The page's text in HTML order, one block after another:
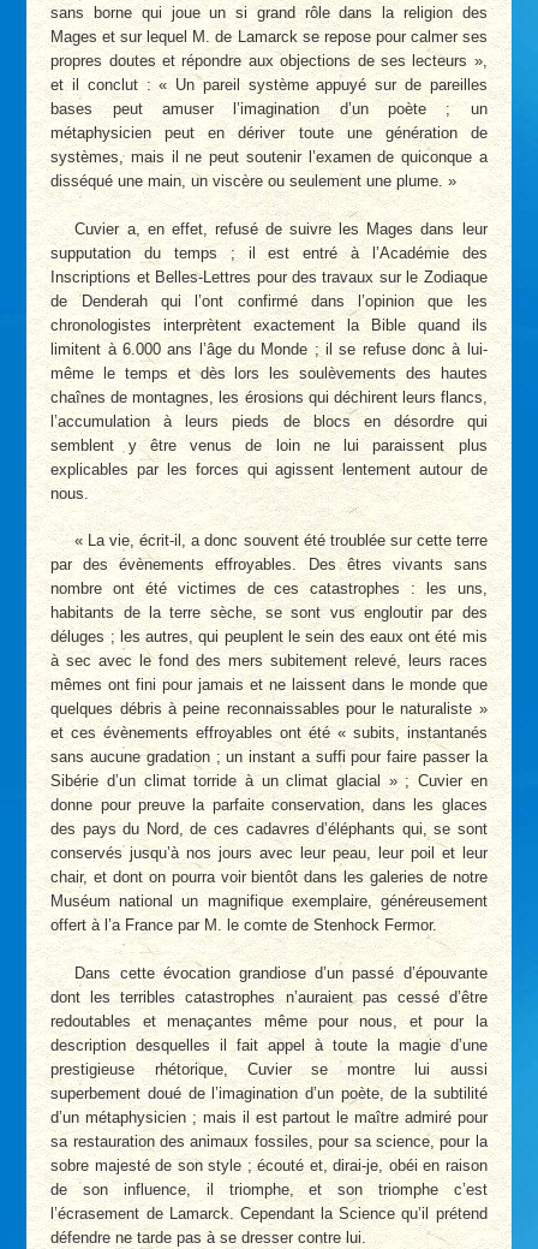
sans borne qui joue un si grand rôle dans la religion des
Mages et sur lequel M. de Lamarck se repose pour calmer ses
propres doutes et répondre aux objections de ses lecteurs »,
et il conclut : « Un pareil système appuyé sur de pareilles
bases peut amuser l’imagination d’un poète ; un
métaphysicien peut en dériver toute une génération de
systèmes, mais il ne peut soutenir l’examen de quiconque a
disséqué une main, un viscère ou seulement une plume. »
Cuvier a, en effet, refusé de suivre les Mages dans leur
supputation du temps ; il est entré à l’Académie des
Inscriptions et Belles-Lettres pour des travaux sur le Zodiaque
de Denderah qui l’ont confirmé dans l’opinion que les
chronologistes interprètent exactement la Bible quand ils
limitent à 6.000 ans l’âge du Monde ; il se refuse donc à lui-
même le temps et dès lors les soulèvements des hautes
chaînes de montagnes, les érosions qui déchirent leurs flancs,
l’accumulation à leurs pieds de blocs en désordre qui
semblent y être venus de loin ne lui paraissent plus
explicables par les forces qui agissent lentement autour de
nous.
« La vie, écrit-il, a donc souvent été troublée sur cette terre
par des évènements effroyables. Des êtres vivants sans
nombre ont été victimes de ces catastrophes : les uns,
habitants de la terre sèche, se sont vus engloutir par des
déluges ; les autres, qui peuplent le sein des eaux ont été mis
à sec avec le fond des mers subitement relevé, leurs races
mêmes ont fini pour jamais et ne laissent dans le monde que
quelques débris à peine reconnaissables pour le naturaliste »
et ces évènements effroyables ont été « subits, instantanés
sans aucune gradation ; un instant a suffi pour faire passer la
Sibérie d’un climat torride à un climat glacial » ; Cuvier en
donne pour preuve la parfaite conservation, dans les glaces
des pays du Nord, de ces cadavres d’éléphants qui, se sont
conservés jusqu’à nos jours avec leur peau, leur poil et leur
chair, et dont on pourra voir bientôt dans les galeries de notre
Muséum national un magnifique exemplaire, généreusement
offert à l’a France par M. le comte de Stenhock Fermor.
Dans cette évocation grandiose d’un passé d’épouvante
dont les terribles catastrophes n’auraient pas cessé d’être
redoutables et menaçantes même pour nous, et pour la
description desquelles il fait appel à toute la magie d’une
prestigieuse rhétorique, Cuvier se montre lui aussi
superbement doué de l’imagination d’un poète, de la subtilité
d’un métaphysicien ; mais il est partout le maître admiré pour
sa restauration des animaux fossiles, pour sa science, pour la
sobre majesté de son style ; écouté et, dirai-je, obéi en raison
de son influence, il triomphe, et son triomphe c’est
l’écrasement de Lamarck. Cependant la Science qu’il prétend
défendre ne tarde pas à se dresser contre lui.